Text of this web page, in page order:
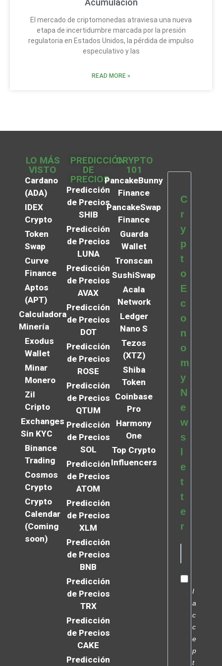
El mercado de criptomonedas atraviesa una nueva
etapa de incertidumbre marcada por la presión
regulatoria en Estados Unidos, la pérdida de impulso
especulativo y las
READ MORE »
LO MÁS
VISTO
Cardano
(ADA)
IDEX
Crypto
Token
Swap
Curve
Finance
Aptos
(APT)
Calculadora
Minería
Exodus
Wallet
Minar
Monero
Zil
Cripto
Exchanges
Sin KYC
Binance
Trading
Cosmos
Crypto
Crypto
Calendar
(Coming
soon)
PREDICCIÓN
DE
PRECIOS
Predicción
de Precios
SHIB
Predicción
de Precios
LUNA
Predicción
de Precios
AVAX
Predicción
de Precios
DOT
Predicción
de Precios
ROSE
Predicción
de Precios
QTUM
Predicción
de Precios
SOL
Predicción
de Precios
ATOM
Predicción
de Precios
XLM
Predicción
de Precios
BNB
Predicción
de Precios
TRX
Predicción
de Precios
CAKE
Predicción
CRYPTO
101
PancakeBunny
Finance
PancakeSwap
Finance
Guarda
Wallet
Tronscan
SushiSwap
Acala
Network
Ledger
Nano S
Tezos
(XTZ)
Shiba
Token
Coinbase
Pro
Harmony
One
Top Crypto
Influencers
C
r
y
p
t
o
E
c
o
n
o
m
y
N
e
w
s
l
e
t
t
e
r
I
a
c
c
e
p
t